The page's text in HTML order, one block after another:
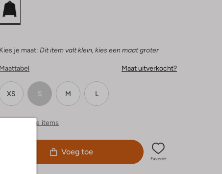
Kies je maat: Dit item valt klein, kies een maat groter
Maattabel Maat uitverkocht?
XS S M L
Vergelijkbare items
Voeg toe
Favoriet